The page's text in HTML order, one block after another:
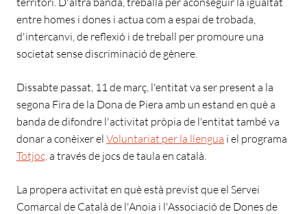
entre homes i dones i actua com a espai de trobada,
d'intercanvi, de reflexió i de treball per promoure una
societat sense discriminació de gènere.
Dissabte passat, 11 de març, l'entitat va ser present a la
segona Fira de la Dona de Piera amb un estand en què a
banda de difondre l'activitat pròpia de l'entitat també va
donar a conèixer el Voluntariat per la llengua i el programa
Totjoc,a través de jocs de taula en català.
La propera activitat en què està previst que el Servei
Comarcal de Català de l'Anoia i l'Associació de Dones de